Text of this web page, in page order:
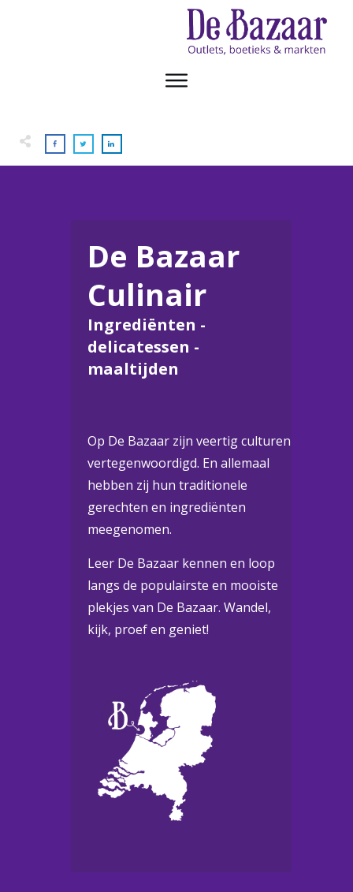
De Bazaar
Culinair
Ingrediënten -
delicatessen -
maaltijden
Op De Bazaar zijn veertig culturen
vertegenwoordigd. En allemaal
hebben zij hun traditionele
gerechten en ingrediënten
meegenomen.
Leer De Bazaar kennen en loop
langs de populairste en mooiste
plekjes van De Bazaar. Wandel,
kijk, proef en geniet!